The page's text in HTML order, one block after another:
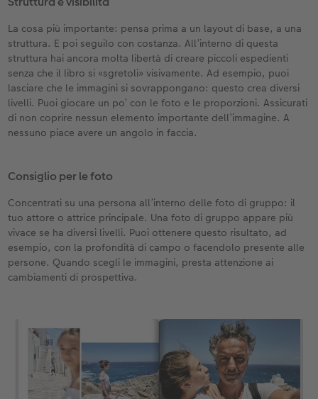
La cosa più importante: pensa prima a un layout di base, a una
struttura. E poi seguilo con costanza. All’interno di questa
struttura hai ancora molta libertà di creare piccoli espedienti
senza che il libro si «sgretoli» visivamente. Ad esempio, puoi
lasciare che le immagini si sovrappongano: questo crea diversi
livelli. Puoi giocare un po’ con le foto e le proporzioni. Assicurati
di non coprire nessun elemento importante dell’immagine. A
nessuno piace avere un angolo in faccia.
Consiglio per le foto
Concentrati su una persona all’interno delle foto di gruppo: il
tuo attore o attrice principale. Una foto di gruppo appare più
vivace se ha diversi livelli. Puoi ottenere questo risultato, ad
esempio, con la profondità di campo o facendolo presente alle
persone. Quando scegli le immagini, presta attenzione ai
cambiamenti di prospettiva.